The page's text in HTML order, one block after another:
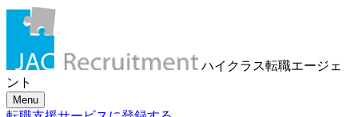
ハイクラス転職エージェ
ント
Menu